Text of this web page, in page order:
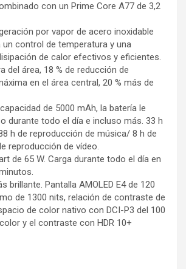
con un Prime Core A77 de 3,2
por vapor de acero inoxidable
un control de temperatura y una
de calor efectivos y eficientes.
del área, 18 % de reducción de
en el área central, 20 % más de
de 5000 mAh, la batería le
durante todo el día e incluso más. 33 h
h de reproducción de música/ 8 h de
reproducción de vídeo.
de 65 W. Carga durante todo el día en
brillante. Pantalla AMOLED E4 de 120
de 1300 nits, relación de contraste de
de color nativo con DCI-P3 del 100
y el contraste con HDR 10+